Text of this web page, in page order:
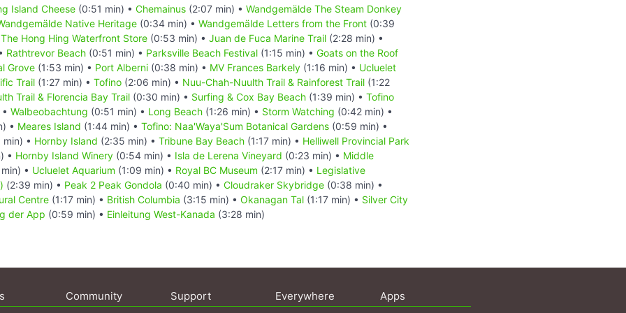
Island Cheese (0:51 min) • Chemainus (2:07 min) • Wandgemälde The Steam Donkey
Native Heritage (0:34 min) • Wandgemälde Letters from the Front (0:39
Hong Hing Waterfront Store (0:53 min) • Juan de Fuca Marine Trail (2:28 min) •
Rathtrevor Beach (0:51 min) • Parksville Beach Festival (1:15 min) • Goats on the Roof
Grove (1:53 min) • Port Alberni (0:38 min) • MV Frances Barkely (1:16 min) • Ucluelet
Trail (1:27 min) • Tofino (2:06 min) • Nuu-Chah-Nuulth Trail & Rainforest Trail (1:22
Trail & Florencia Bay Trail (0:30 min) • Surfing & Cox Bay Beach (1:39 min) • Tofino
Walbeobachtung (0:51 min) • Long Beach (1:26 min) • Storm Watching (0:42 min) •
• Meares Island (1:44 min) • Tofino: Naa'Waya'Sum Botanical Gardens (0:59 min) •
• Hornby Island (2:35 min) • Tribune Bay Beach (1:17 min) • Helliwell Provincial Park
• Hornby Island Winery (0:54 min) • Isla de Lerena Vineyard (0:23 min) • Middle
• Ucluelet Aquarium (1:09 min) • Royal BC Museum (2:17 min) • Legislative
(2:39 min) • Peak 2 Peak Gondola (0:40 min) • Cloudraker Skybridge (0:38 min) •
Centre (1:17 min) • British Columbia (3:15 min) • Okanagan Tal (1:17 min) • Silver City
der App (0:59 min) • Einleitung West-Kanada (3:28 min)
Community Support Everywhere Apps